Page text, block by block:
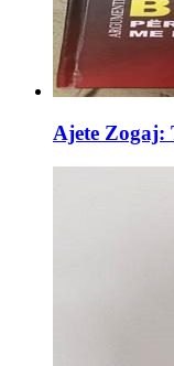
Ajete Zogaj: